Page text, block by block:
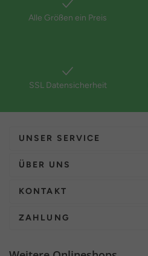
Alle Größen ein Preis
SSL Datensicherheit
UNSER SERVICE
ÜBER UNS
KONTAKT
ZAHLUNG